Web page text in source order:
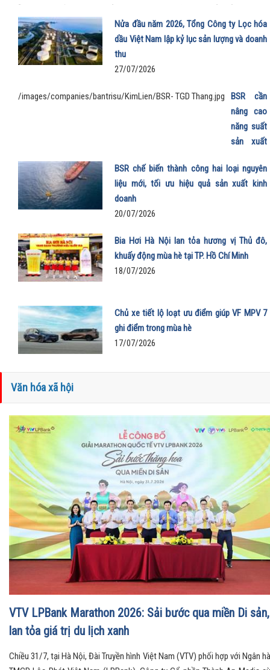
mẫu MPV điện vừa trở thành “xe ruột” của anh trong công việc, vừa
trọn vẹn nhu cầu gia đình.
Nửa đầu năm 2026, Tổng Công ty Lọc hóa
dầu Việt Nam lập kỷ lục sản lượng và doanh
thu
27/07/2026
/images/companies/bantrisu/KimLien/BSR- TGD Thang.jpg
BSR cần
nâng cao
năng suất
sản xuất
vụ lộ trình
phát triển
BSR chế biến thành công hai loại nguyên
liệu mới, tối ưu hiệu quả sản xuất kinh
doanh
20/07/2026
Bia Hơi Hà Nội lan tỏa hương vị Thủ đô,
khuấy động mùa hè tại TP. Hồ Chí Minh
18/07/2026
Chủ xe tiết lộ loạt ưu điểm giúp VF MPV 7
ghi điểm trong mùa hè
17/07/2026
Văn hóa xã hội
VTV LPBank Marathon 2026: Sải bước qua miền Di sản,
lan tỏa giá trị du lịch xanh
Chiều 31/7, tại Hà Nội, Đài Truyền hình Việt Nam (VTV) phối hợp với Ngân